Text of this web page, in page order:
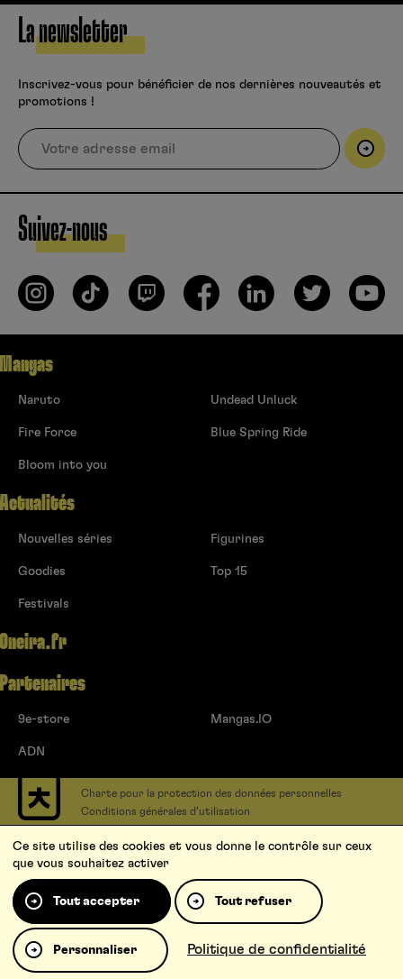
La newsletter
Inscrivez-vous pour bénéficier de nos dernières nouveautés et
promotions !
Suivez-nous
Mangas
Naruto
Fire Force
Bloom into you
Undead Unluck
Blue Spring Ride
Actualités
Nouvelles séries
Goodies
Festivals
Figurines
Top 15
Oneira.fr
Partenaires
9e-store
ADN
Mangas.IO
Charte pour la protection des données personnelles
Conditions générales d’utilisation
Soumettre un projet
Proposer une série
Qui sommes-nous ?
Ce site utilise des cookies et vous donne le contrôle sur ceux
que vous souhaitez activer
Tout accepter Tout refuser
Personnaliser Politique de confidentialité